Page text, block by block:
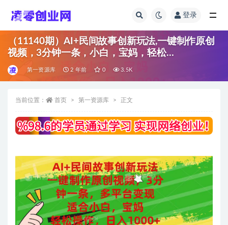
登录
（11140期）AI+民间故事创新玩法,一键制作原创
视频，3分钟一条，小白，宝妈，轻松…
第一资源库 2 年前 0 3.5K
当前位置： 首页 第一资源库 正文